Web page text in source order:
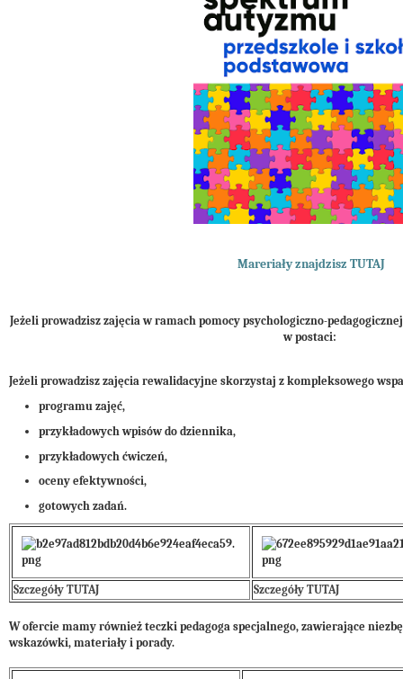
Mareriały znajdzisz TUTAJ
Jeżeli prowadzisz zajęcia w ramach pomocy psychologiczno-
w postaci:
Jeżeli prowadzisz zajęcia rewalidacyjne skorzystaj z kompleksowego
programu zajęć,
przykładowych wpisów do dziennika,
przykładowych ćwiczeń,
oceny efektywności,
gotowych zadań.
Szczegóły TUTAJ Szczegóły TUTAJ
W ofercie mamy również teczki pedagoga specjalnego, zawierające
wskazówki, materiały i porady.